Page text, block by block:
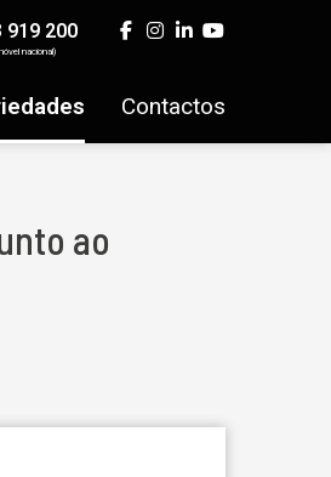
919 200
nacional)
Contactos
ao